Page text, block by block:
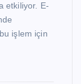
etkiliyor. E-
işlem için